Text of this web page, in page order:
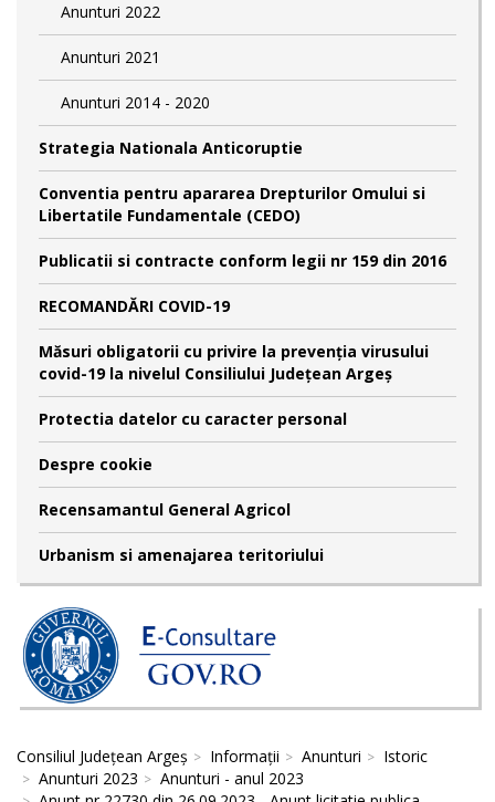
Anunturi 2022
Anunturi 2021
Anunturi 2014 - 2020
Strategia Nationala Anticoruptie
Conventia pentru apararea Drepturilor Omului si
Libertatile Fundamentale (CEDO)
Publicatii si contracte conform legii nr 159 din 2016
RECOMANDĂRI COVID-19
Măsuri obligatorii cu privire la prevenția virusului
covid-19 la nivelul Consiliului Județean Argeș
Protectia datelor cu caracter personal
Despre cookie
Recensamantul General Agricol
Urbanism si amenajarea teritoriului
Consiliul Județean Argeș Informații Anunturi
Istoric
Anunturi 2023
Anunturi - anul 2023